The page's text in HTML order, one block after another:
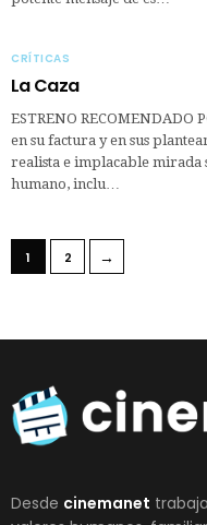
CRÍTICAS
La Caza
ESTRENO
en su factura y en sus
realista e implacable mirada
humano, inclu…
1 2 →
Desde cinemanet